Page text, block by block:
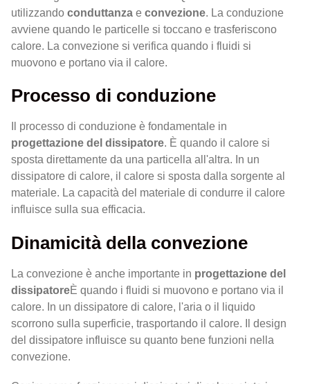
utilizzando conduttanza e convezione. La conduzione
avviene quando le particelle si toccano e trasferiscono
calore. La convezione si verifica quando i fluidi si
muovono e portano via il calore.
Processo di conduzione
Il processo di conduzione è fondamentale in
progettazione del dissipatore. È quando il calore si
sposta direttamente da una particella all'altra. In un
dissipatore di calore, il calore si sposta dalla sorgente al
materiale. La capacità del materiale di condurre il calore
influisce sulla sua efficacia.
Dinamicità della convezione
La convezione è anche importante in progettazione del
dissipatoreÈ quando i fluidi si muovono e portano via il
calore. In un dissipatore di calore, l'aria o il liquido
scorrono sulla superficie, trasportando il calore. Il design
del dissipatore influisce su quanto bene funzioni nella
convezione.